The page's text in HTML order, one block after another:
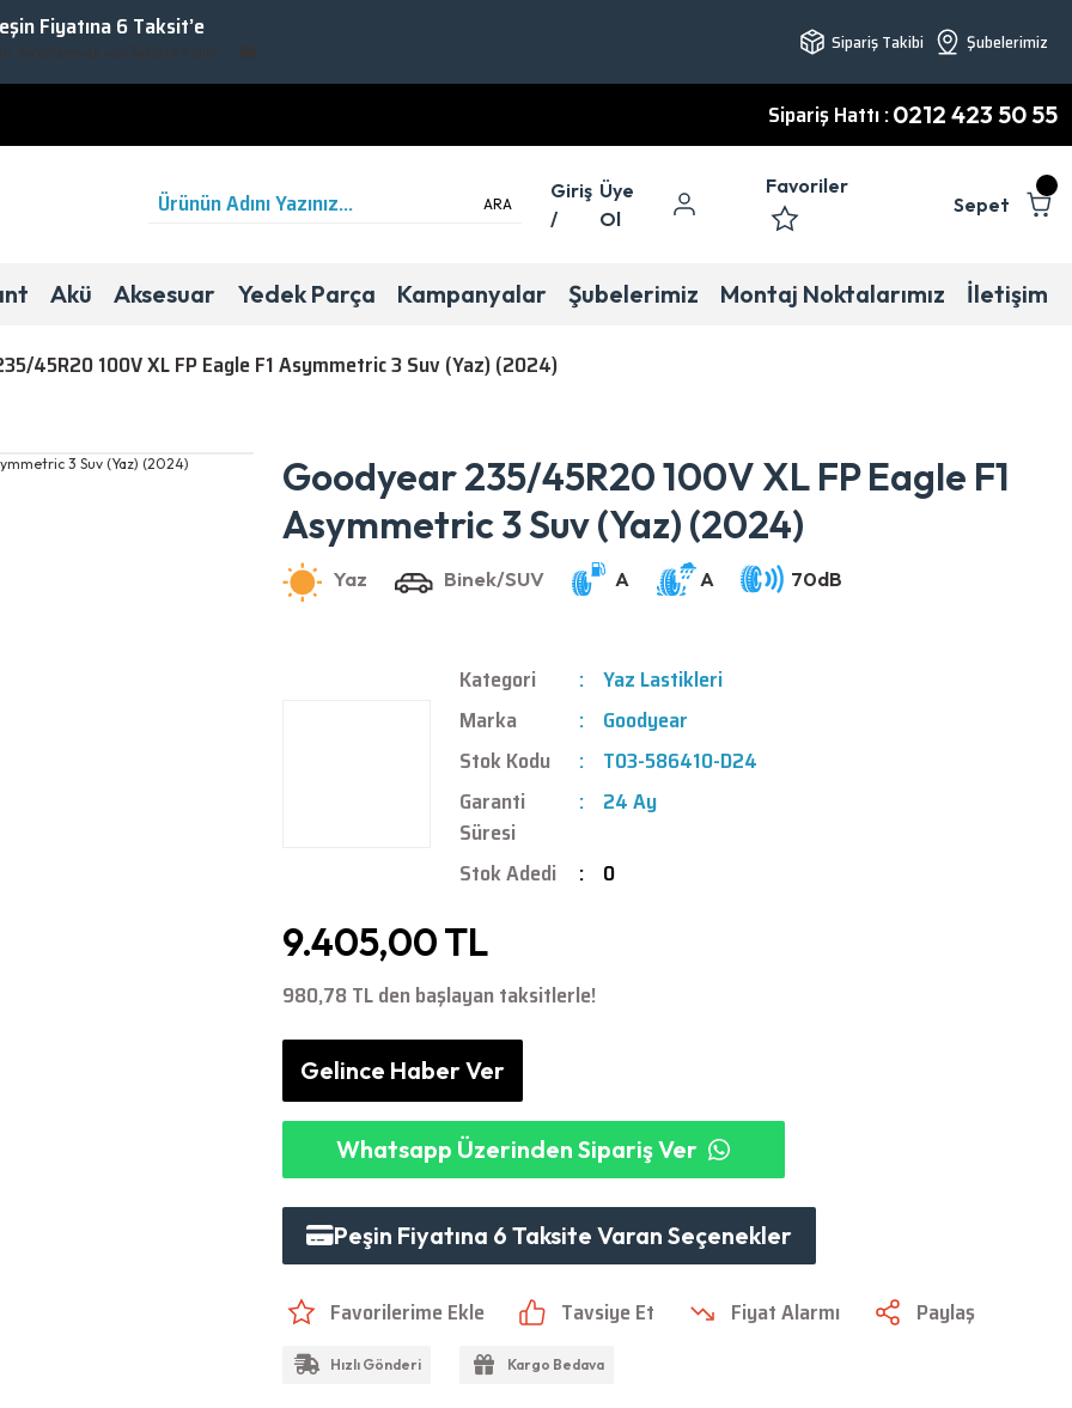
Fiyatına 6 Taksit’e
Sipariş Takibi Şubelerimiz
Sipariş Hattı :0212 423 50 55
ARA
Giriş
/
Üye
Ol
Favoriler
Sepet
Akü Aksesuar Yedek Parça Kampanyalar Şubelerimiz Montaj Noktalarımız İletişim
45R20 100V XL FP Eagle F1 Asymmetric 3 Suv (Yaz) (2024)
Goodyear 235/45R20 100V XL FP Eagle F1
Asymmetric 3 Suv (Yaz) (2024)
Kategori
Yaz Lastikleri
Marka
Goodyear
Stok Kodu
T03-586410-D24
Garanti
Süresi
24 Ay
Stok Adedi 0
9.405,00 TL
980,78 TL den başlayan taksitlerle!
Gelince Haber Ver
Whatsapp Üzerinden Sipariş Ver
Peşin Fiyatına 6 Taksite Varan Seçenekler
Tavsiye Et Fiyat Alarmı Paylaş
Hızlı Gönderi Kargo Bedava